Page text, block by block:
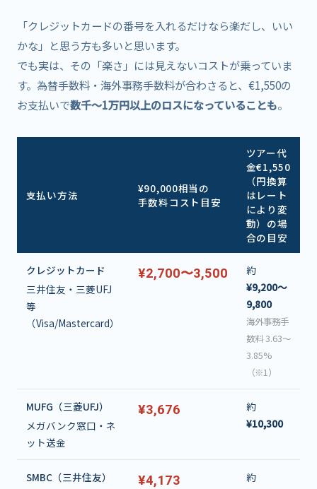
「クレジットカードの番号を入れるだけなら楽だし、いい
かな」と思う方も多いと思います。
でも実は、その「楽さ」には見えないコストが乗っていま
す。為替手数料・海外事務手数料が合わさると、€1,550の
お支払いで数千〜1万円以上のロスになっていることも。
支払い方法
¥90,000相当の
手数料コスト目安
ツアー代
金€1,550
（円換算
はレート
により変
動）の場
合の目安
クレジットカード
三井住友・三菱UFJ
等
（Visa/Mastercard）
¥2,700〜3,500
約
¥9,200〜
9,800
海外事務手
数料 3.63〜
3.85%
（※1）
MUFG（三菱UFJ）
メガバンク窓口・ネ
ット送金
¥3,676
約
¥10,300
SMBC（三井住友）
¥4,173
約